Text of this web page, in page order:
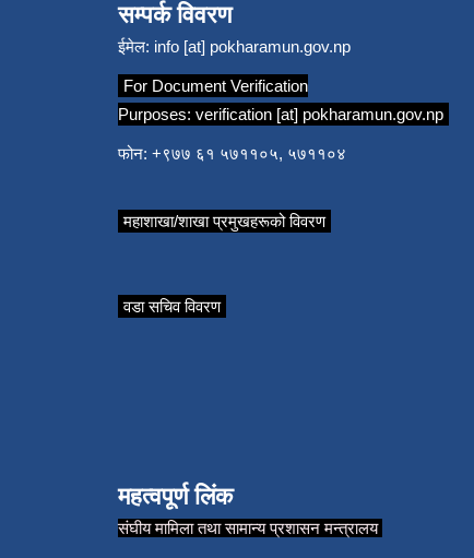
सम्पर्क विवरण
ईमेल: info [at] pokharamun.gov.np
For Document Verification
Purposes: verification [at] pokharamun.gov.np
फोन: +९७७ ६१ ५७११०५, ५७११०४
महाशाखा/शाखा प्रमुखहरूको विवरण
वडा सचिव विवरण
महत्वपूर्ण लिंक
संघीय मामिला तथा सामान्य प्रशासन मन्त्रालय